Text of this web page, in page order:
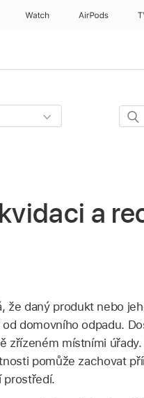
Watch AirPods
a
že daný produkt nebo
domovního odpadu.
zřízeném místními
pomůže zachovat
prostředí.